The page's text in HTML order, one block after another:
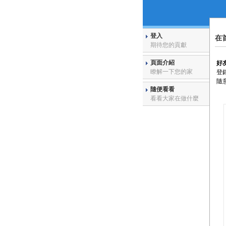
登入
期待您的貢獻
頁面介紹
瞭解一下您的家
隨便看看
看看大家在做什麼
在
好
登
隨